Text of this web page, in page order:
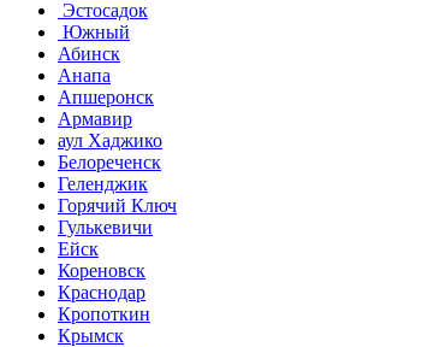
Эстосадок
Южный
Абинск
Анапа
Апшеронск
Армавир
аул Хаджико
Белореченск
Геленджик
Горячий Ключ
Гулькевичи
Ейск
Кореновск
Краснодар
Кропоткин
Крымск